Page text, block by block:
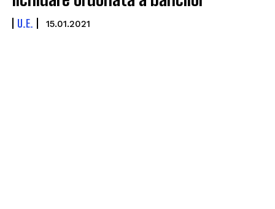
U.E. 15.01.2021